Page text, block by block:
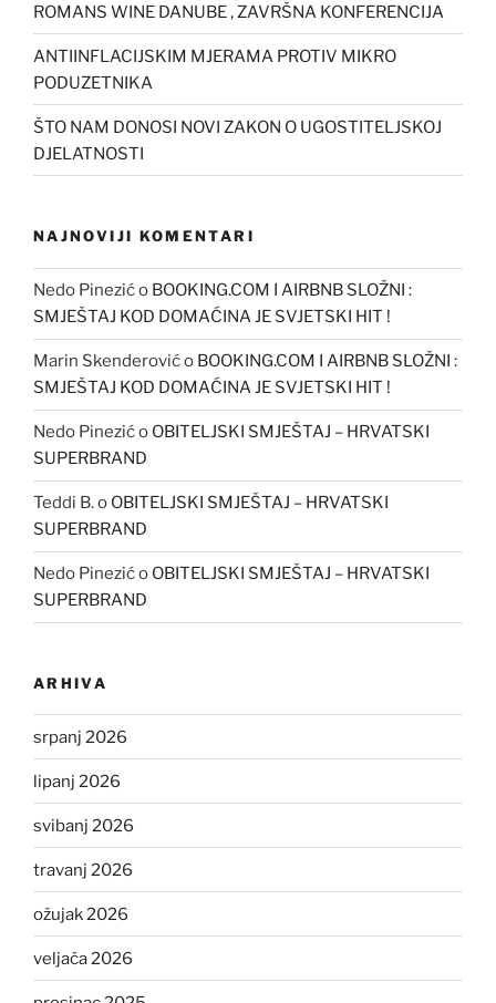
ROMANS WINE DANUBE , ZAVRŠNA KONFERENCIJA
ANTIINFLACIJSKIM MJERAMA PROTIV MIKRO
PODUZETNIKA
ŠTO NAM DONOSI NOVI ZAKON O UGOSTITELJSKOJ
DJELATNOSTI
NAJNOVIJI KOMENTARI
Nedo Pinezićo BOOKING.COM I AIRBNB SLOŽNI :
SMJEŠTAJ KOD DOMAĆINA JE SVJETSKI HIT !
Marin Skenderovićo BOOKING.COM I AIRBNB SLOŽNI :
SMJEŠTAJ KOD DOMAĆINA JE SVJETSKI HIT !
Nedo Pinezićo OBITELJSKI SMJEŠTAJ – HRVATSKI
SUPERBRAND
Teddi B.o OBITELJSKI SMJEŠTAJ – HRVATSKI
SUPERBRAND
Nedo Pinezićo OBITELJSKI SMJEŠTAJ – HRVATSKI
SUPERBRAND
ARHIVA
srpanj 2026
lipanj 2026
svibanj 2026
travanj 2026
ožujak 2026
veljača 2026